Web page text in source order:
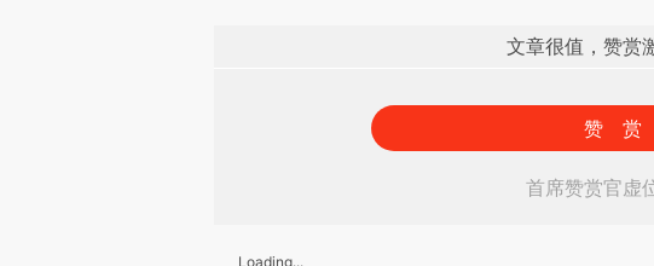
文章很值，赞赏
赞 赏
首席赞赏官虚
Loading...